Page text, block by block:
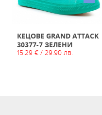
КЕЦОВЕ GRAND ATTACK
30377-7 ЗЕЛЕНИ
15.29 € / 29.90 лв.